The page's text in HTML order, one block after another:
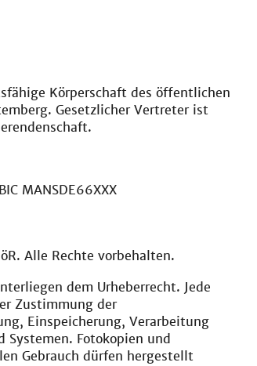
Körperschaft des öffentlichen
Gesetzlicher Vertreter ist
MANSDE66XXX
Alle Rechte vorbehalten.
dem Urheberrecht. Jede
Zustimmung der
Einspeicherung, Verarbeitung
Fotokopien und
Gebrauch dürfen hergestellt